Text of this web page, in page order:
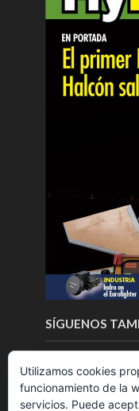
SÍGUENOS
Utilizamos cookies
funcionamiento de la
servicios. Puede